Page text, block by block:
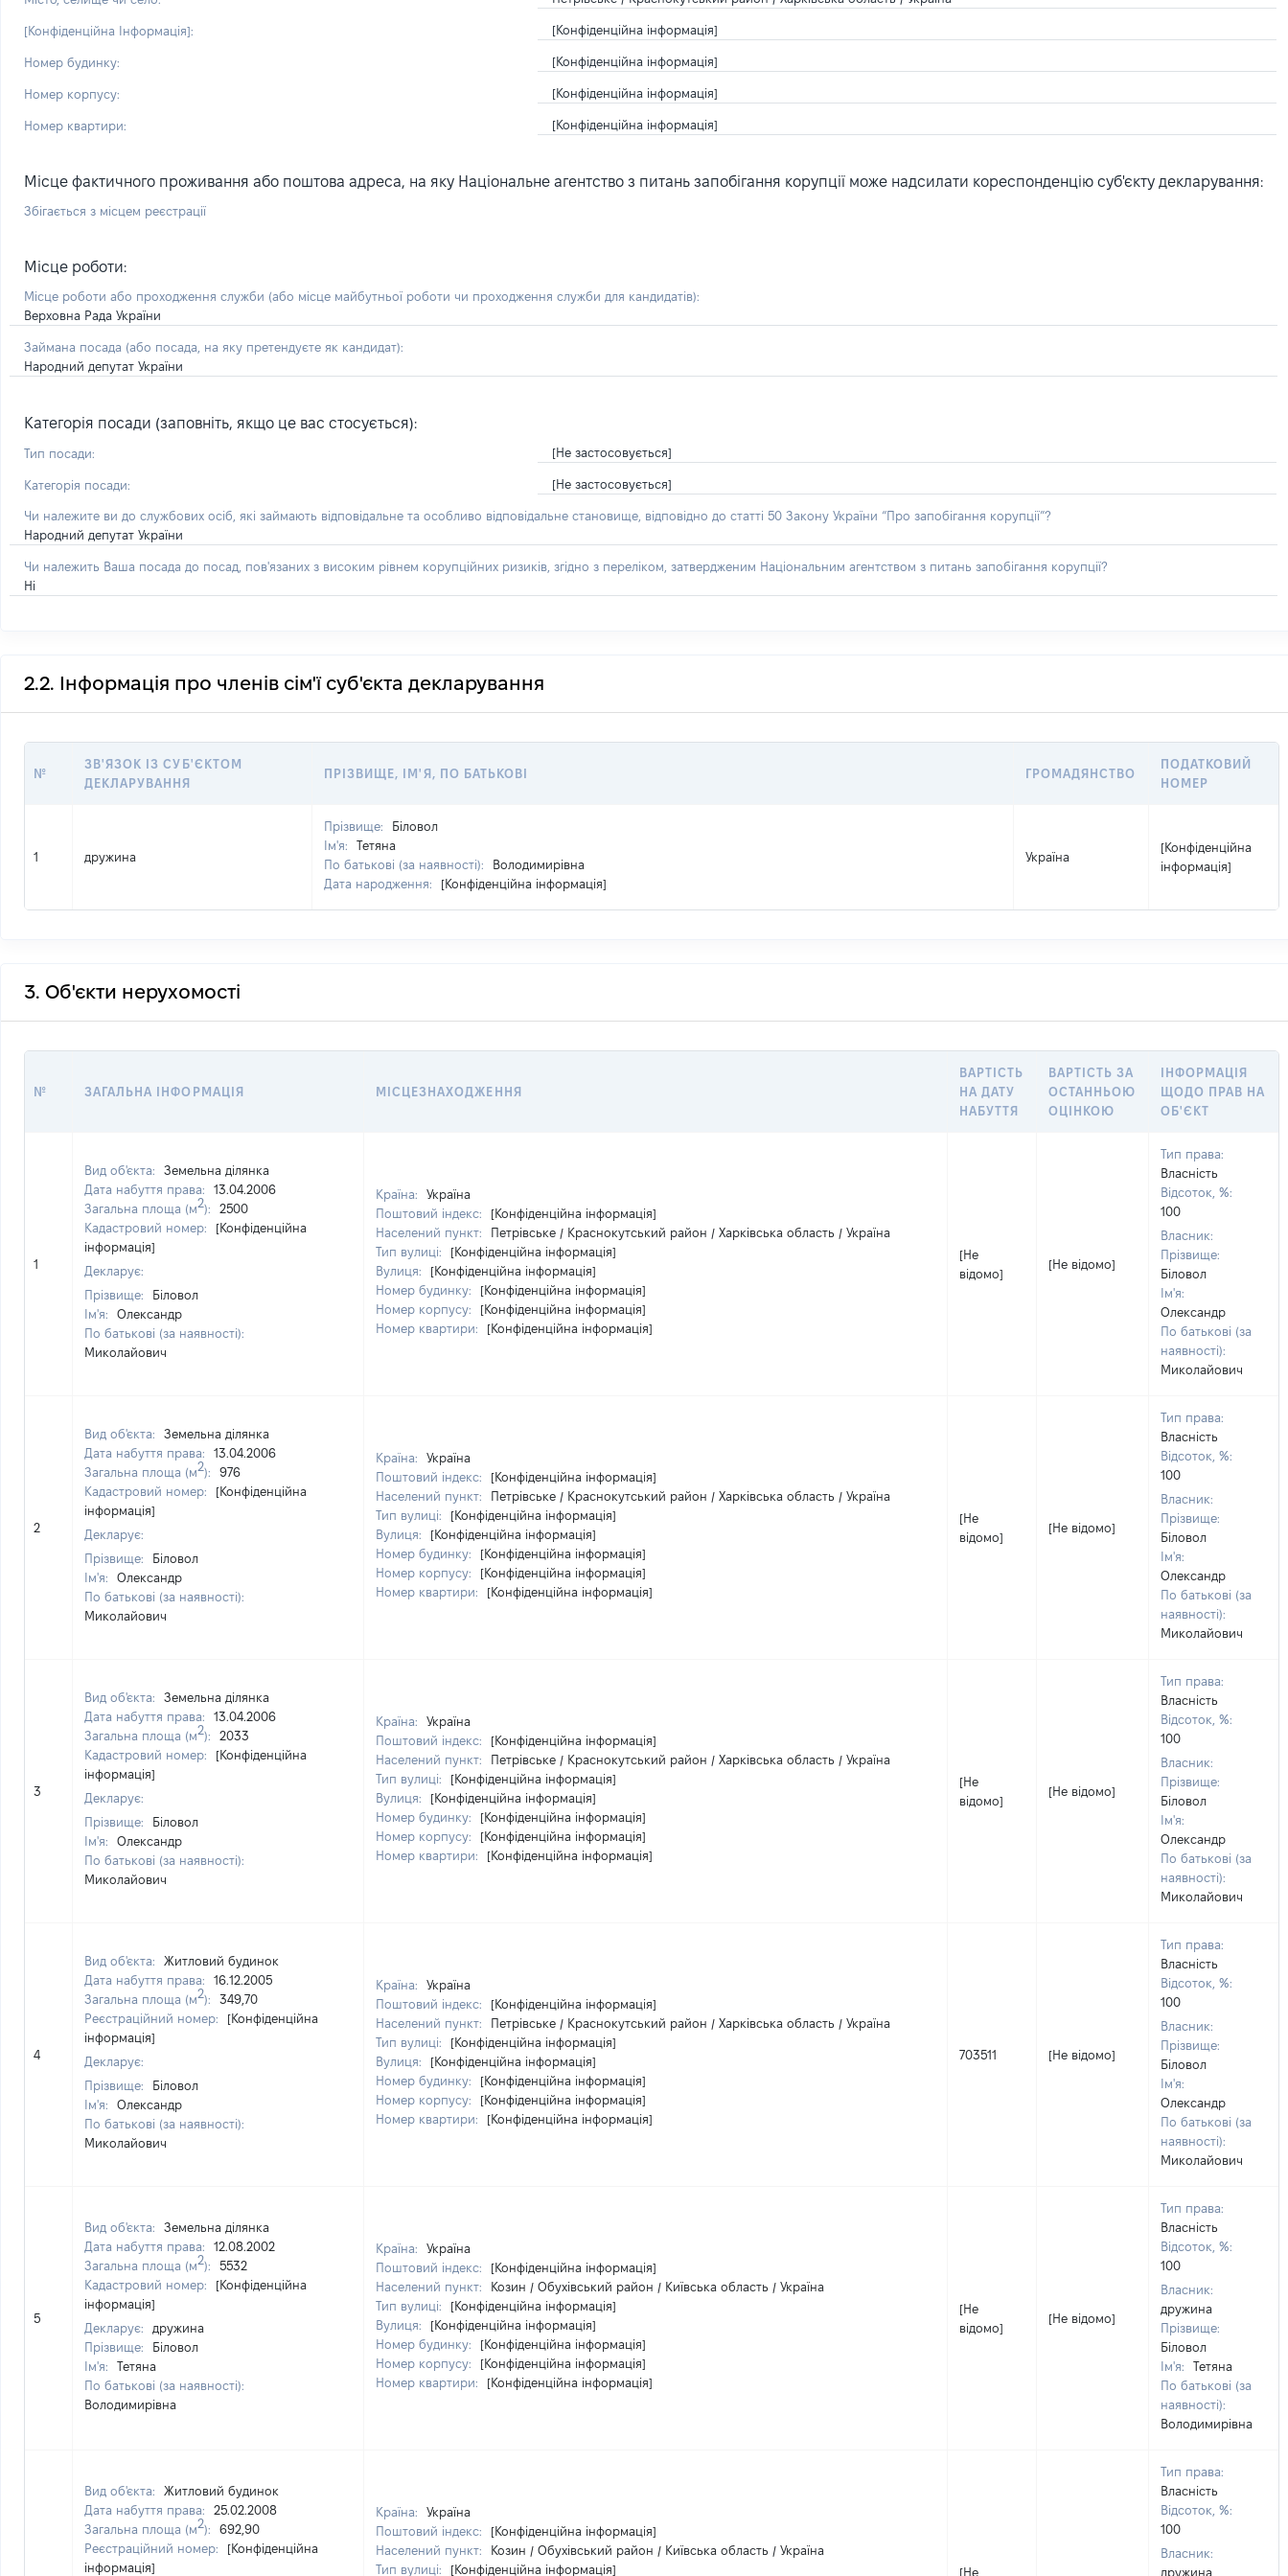
[Конфіденційна Інформація]: [Конфіденційна інформація]
Номер будинку: [Конфіденційна інформація]
Номер корпусу: [Конфіденційна інформація]
Номер квартири: [Конфіденційна інформація]
Місце фактичного проживання або поштова адреса, на яку Національне агентство з питань запобігання корупції може надсилати кореспонденцію суб'єкту декларування:
Збігається з місцем реєстрації
Місце роботи:
Місце роботи або проходження служби (або місце майбутньої роботи чи проходження служби для кандидатів):
Верховна Рада України
Займана посада (або посада, на яку претендуєте як кандидат):
Народний депутат України
Категорія посади (заповніть, якщо це вас стосується):
Тип посади: [Не застосовується]
Категорія посади: [Не застосовується]
Чи належите ви до службових осіб, які займають відповідальне та особливо відповідальне становище, відповідно до статті 50 Закону України “Про запобігання корупції”?
Народний депутат України
Чи належить Ваша посада до посад, пов'язаних з високим рівнем корупційних ризиків, згідно з переліком, затвердженим Національним агентством з питань запобігання корупції?
Ні
2.2. Інформація про членів сім'ї суб'єкта декларування
№
ЗВ'ЯЗОК ІЗ СУБ'ЄКТОМ
ДЕКЛАРУВАННЯ
ПРІЗВИЩЕ, ІМ'Я, ПО БАТЬКОВІ ГРОМАДЯНСТВО
ПОДАТКОВИЙ
НОМЕР
1 дружина
Прізвище:
Біловол
Ім'я:
Тетяна
По батькові (за наявності):
Володимирівна
Дата народження:
[Конфіденційна інформація]
Україна
[Конфіденційна
інформація]
3. Об'єкти нерухомості
№ ЗАГАЛЬНА ІНФОРМАЦІЯ МІСЦЕЗНАХОДЖЕННЯ
ВАРТІСТЬ
НА ДАТУ
НАБУТТЯ
ВАРТІСТЬ ЗА
ОСТАННЬОЮ
ОЦІНКОЮ
ІНФОРМАЦІЯ
ЩОДО ПРАВ НА
ОБ'ЄКТ
1
Вид об'єкта:
Земельна ділянка
Дата набуття права:
13.04.2006
Загальна площа (м2):
2500
Кадастровий номер:
[Конфіденційна
інформація]
Декларує:
Прізвище:
Біловол
Ім'я:
Олександр
По батькові (за наявності):
Миколайович
Країна:
Україна
Поштовий індекс:
[Конфіденційна інформація]
Населений пункт:
Петрівське / Краснокутський район / Харківська область / Україна
Тип вулиці:
[Конфіденційна інформація]
Вулиця:
[Конфіденційна інформація]
Номер будинку:
[Конфіденційна інформація]
Номер корпусу:
[Конфіденційна інформація]
Номер квартири:
[Конфіденційна інформація]
[Не
відомо]
[Не відомо]
Тип права:
Власність
Відсоток, %:
100
Власник:
Прізвище:
Біловол
Ім'я:
Олександр
По батькові (за
наявності):
Миколайович
2
Вид об'єкта:
Земельна ділянка
Дата набуття права:
13.04.2006
Загальна площа (м2):
976
Кадастровий номер:
[Конфіденційна
інформація]
Декларує:
Прізвище:
Біловол
Ім'я:
Олександр
По батькові (за наявності):
Миколайович
Країна:
Україна
Поштовий індекс:
[Конфіденційна інформація]
Населений пункт:
Петрівське / Краснокутський район / Харківська область / Україна
Тип вулиці:
[Конфіденційна інформація]
Вулиця:
[Конфіденційна інформація]
Номер будинку:
[Конфіденційна інформація]
Номер корпусу:
[Конфіденційна інформація]
Номер квартири:
[Конфіденційна інформація]
[Не
відомо]
[Не відомо]
Тип права:
Власність
Відсоток, %:
100
Власник:
Прізвище:
Біловол
Ім'я:
Олександр
По батькові (за
наявності):
Миколайович
3
Вид об'єкта:
Земельна ділянка
Дата набуття права:
13.04.2006
Загальна площа (м2):
2033
Кадастровий номер:
[Конфіденційна
інформація]
Декларує:
Прізвище:
Біловол
Ім'я:
Олександр
По батькові (за наявності):
Миколайович
Країна:
Україна
Поштовий індекс:
[Конфіденційна інформація]
Населений пункт:
Петрівське / Краснокутський район / Харківська область / Україна
Тип вулиці:
[Конфіденційна інформація]
Вулиця:
[Конфіденційна інформація]
Номер будинку:
[Конфіденційна інформація]
Номер корпусу:
[Конфіденційна інформація]
Номер квартири:
[Конфіденційна інформація]
[Не
відомо]
[Не відомо]
Тип права:
Власність
Відсоток, %:
100
Власник:
Прізвище:
Біловол
Ім'я:
Олександр
По батькові (за
наявності):
Миколайович
4
Вид об'єкта:
Житловий будинок
Дата набуття права:
16.12.2005
Загальна площа (м2):
349,70
Реєстраційний номер:
[Конфіденційна
інформація]
Декларує:
Прізвище:
Біловол
Ім'я:
Олександр
По батькові (за наявності):
Миколайович
Країна:
Україна
Поштовий індекс:
[Конфіденційна інформація]
Населений пункт:
Петрівське / Краснокутський район / Харківська область / Україна
Тип вулиці:
[Конфіденційна інформація]
Вулиця:
[Конфіденційна інформація]
Номер будинку:
[Конфіденційна інформація]
Номер корпусу:
[Конфіденційна інформація]
Номер квартири:
[Конфіденційна інформація]
703511 [Не відомо]
Тип права:
Власність
Відсоток, %:
100
Власник:
Прізвище:
Біловол
Ім'я:
Олександр
По батькові (за
наявності):
Миколайович
5
Вид об'єкта:
Земельна ділянка
Дата набуття права:
12.08.2002
Загальна площа (м2):
5532
Кадастровий номер:
[Конфіденційна
інформація]
Декларує:
дружина
Прізвище:
Біловол
Ім'я:
Тетяна
По батькові (за наявності):
Володимирівна
Країна:
Україна
Поштовий індекс:
[Конфіденційна інформація]
Населений пункт:
Козин / Обухівський район / Київська область / Україна
Тип вулиці:
[Конфіденційна інформація]
Вулиця:
[Конфіденційна інформація]
Номер будинку:
[Конфіденційна інформація]
Номер корпусу:
[Конфіденційна інформація]
Номер квартири:
[Конфіденційна інформація]
[Не
відомо]
[Не відомо]
Тип права:
Власність
Відсоток, %:
100
Власник:
дружина
Прізвище:
Біловол
Ім'я:
Тетяна
По батькові (за
наявності):
Володимирівна
Вид об'єкта:
Житловий будинок
Дата набуття права:
25.02.2008
Загальна площа (м2):
692,90
Реєстраційний номер:
[Конфіденційна
інформація]
Країна:
Україна
Поштовий індекс:
[Конфіденційна інформація]
Населений пункт:
Козин / Обухівський район / Київська область / Україна
Тип вулиці:
[Конфіденційна інформація] [Не
Тип права:
Власність
Відсоток, %:
100
Власник:
дружина